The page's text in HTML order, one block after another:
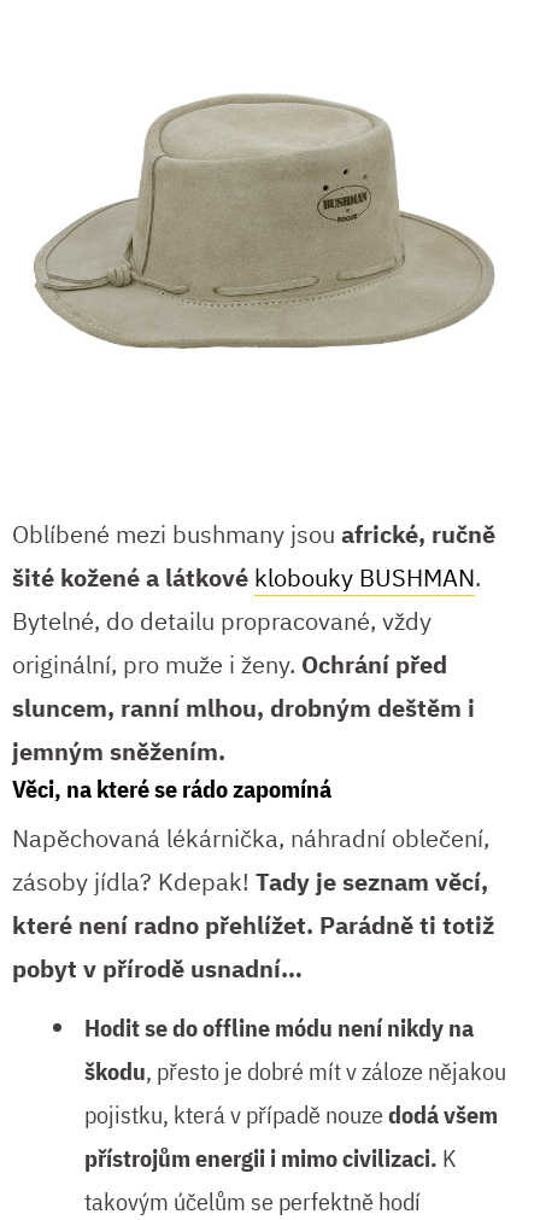
Oblíbené mezi bushmany jsou africké, ručně
šité kožené a látkové klobouky BUSHMAN.
Bytelné, do detailu propracované, vždy
originální, pro muže i ženy. Ochrání před
sluncem, ranní mlhou, drobným deštěm i
jemným sněžením.
Věci, na které se rádo zapomíná
Napěchovaná lékárnička, náhradní oblečení,
zásoby jídla? Kdepak! Tady je seznam věcí,
které není radno přehlížet. Parádně ti totiž
pobyt v přírodě usnadní…
Hodit se do offline módu není nikdy na
škodu, přesto je dobré mít v záloze nějakou
pojistku, která v případě nouzedodá všem
přístrojům energii i mimo civilizaci. K
takovým účelům se perfektně hodí